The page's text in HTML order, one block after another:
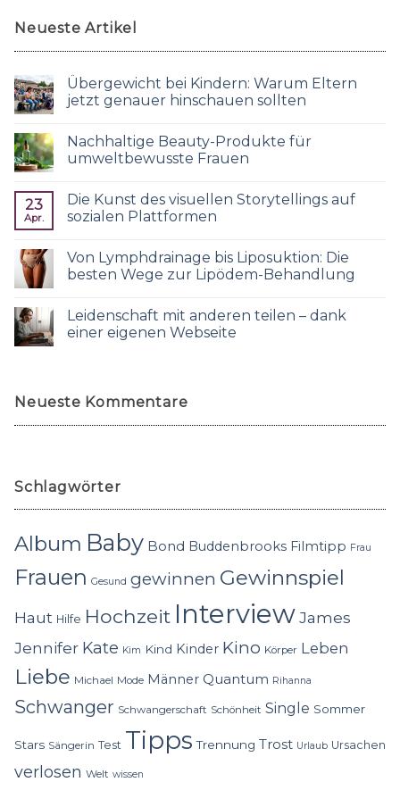
Neueste Artikel
Übergewicht bei Kindern: Warum Eltern
jetzt genauer hinschauen sollten
Nachhaltige Beauty-Produkte für
umweltbewusste Frauen
23
Apr.
Die Kunst des visuellen Storytellings auf
sozialen Plattformen
Von Lymphdrainage bis Liposuktion: Die
besten Wege zur Lipödem-Behandlung
Leidenschaft mit anderen teilen – dank
einer eigenen Webseite
Neueste Kommentare
Schlagwörter
Album Baby Bond Buddenbrooks Filmtipp Frau
Frauen Gesund gewinnen Gewinnspiel
Haut Hilfe Hochzeit InterviewJames
Jennifer Kate Kim Kind Kinder Kino Körper Leben
Liebe Michael Mode Männer Quantum Rihanna
Schwanger Schwangerschaft Schönheit Single Sommer
Stars Sängerin Test Tipps Trennung Trost Urlaub Ursachen
verlosen Welt wissen